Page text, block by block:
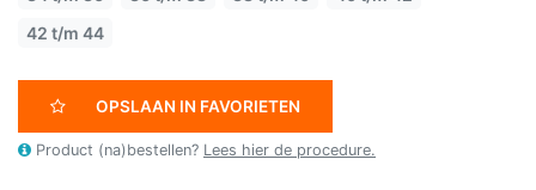
42 t/m 44
OPSLAAN IN FAVORIETEN
Product (na)bestellen? Lees hier de procedure.